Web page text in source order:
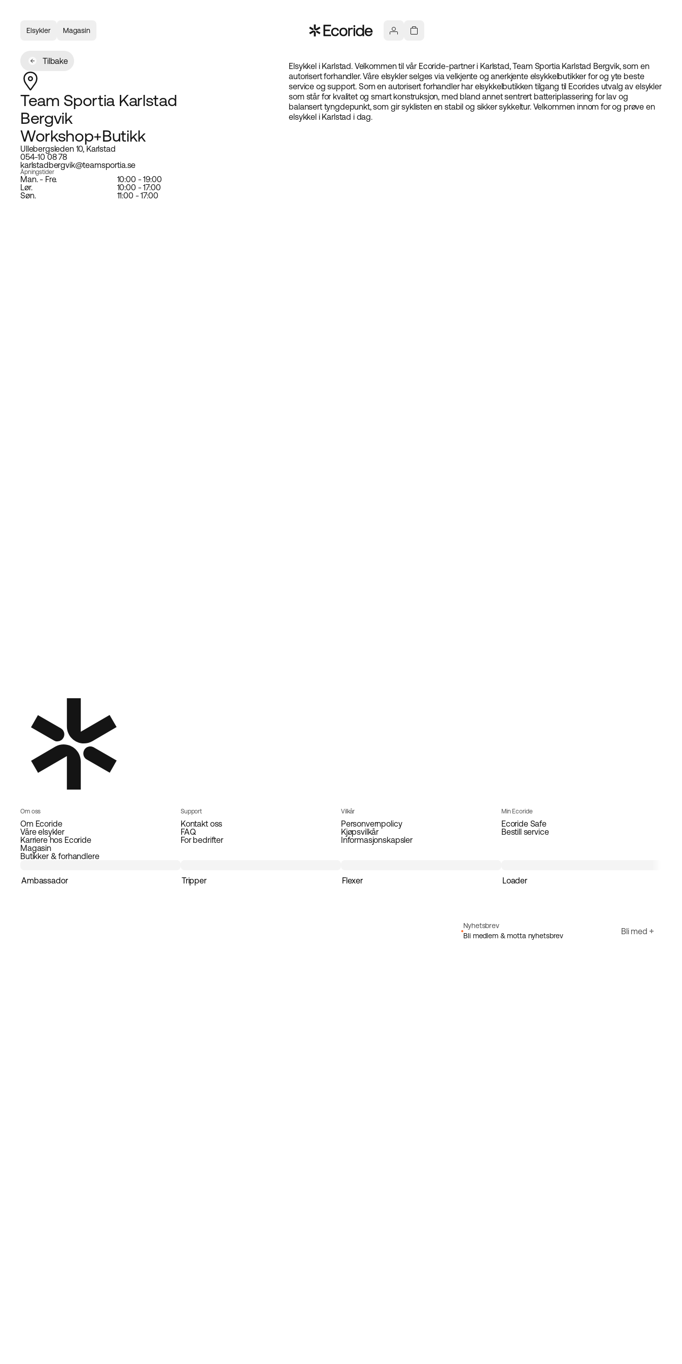
Elsykler Magasin
Tilbake
Team Sportia Karlstad
Bergvik
Workshop+Butikk
Ullebergsleden 10, Karlstad
054-10 08 78
karlstadbergvik@teamsportia.se
Åpningstider
Man. - Fre.
10:00 - 19:00
Lør.
10:00 - 17:00
Søn.
11:00 - 17:00
Elsykkel i Karlstad. Velkommen til vår Ecoride-partner i Karlstad, Team Sportia Karlstad Bergvik, som en
autorisert forhandler. Våre elsykler selges via velkjente og anerkjente elsykkelbutikker for og yte beste
service og support. Som en autorisert forhandler har elsykkelbutikken tilgang til Ecorides utvalg av elsykler
som står for kvalitet og smart konstruksjon, med bland annet sentrert batteriplassering for lav og
balansert tyngdepunkt, som gir syklisten en stabil og sikker sykkeltur. Velkommen innom for og prøve en
elsykkel i Karlstad i dag.
Om oss
Om Ecoride
Våre elsykler
Karriere hos Ecoride
Magasin
Butikker & forhandlere
Support
Kontakt oss
FAQ
For bedrifter
Vilkår
Personvernpolicy
Kjøpsvilkår
Informasjonskapsler
Min Ecoride
Ecoride Safe
Bestill service
Ambassador Tripper Flexer Loader
Nyhetsbrev
Bli medlem & motta nyhetsbrev
Bli med